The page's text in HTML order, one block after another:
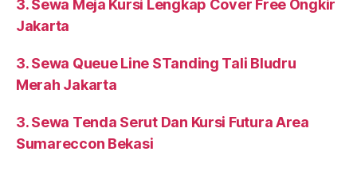
3. Sewa Meja Kursi Lengkap Cover Free Ongkir
Jakarta
3. Sewa Queue Line STanding Tali Bludru
Merah Jakarta
3. Sewa Tenda Serut Dan Kursi Futura Area
Sumareccon Bekasi